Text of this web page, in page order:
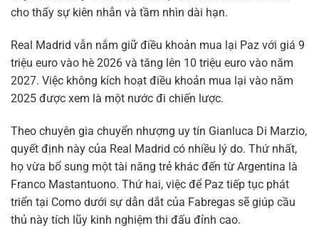
cho thấy sự kiên nhẫn và tầm nhìn dài hạn.
Real Madrid vẫn nắm giữ điều khoản mua lại Paz với giá 9
triệu euro vào hè 2026 và tăng lên 10 triệu euro vào năm
2027. Việc không kích hoạt điều khoản mua lại vào năm
2025 được xem là một nước đi chiến lược.
Theo chuyên gia chuyển nhượng uy tín Gianluca Di Marzio,
quyết định này của Real Madrid có nhiều lý do. Thứ nhất,
họ vừa bổ sung một tài năng trẻ khác đến từ Argentina là
Franco Mastantuono. Thứ hai, việc để Paz tiếp tục phát
triển tại Como dưới sự dẫn dắt của Fabregas sẽ giúp cầu
thủ này tích lũy kinh nghiệm thi đấu đỉnh cao.